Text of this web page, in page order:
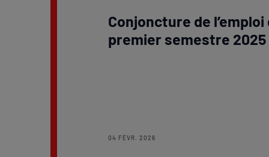
Conjoncture de l’emploi
premier semestre 2025
04 FÉVR. 2026